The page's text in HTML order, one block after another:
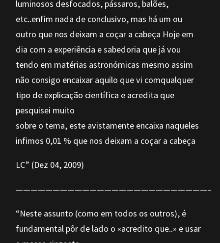
luminosos desfocados, pássaros, balões,
etc..enfim nada de conclusivo, mas há um ou
outro que nos deixam a coçar a cabeça Hoje em
dia com a experiência e sabedoria que já vou
tendo em matérias astronómicas mesmo assim
não consigo encaixar aquilo que vi comqualquer
tipo de explicação científica e acredita que
pesquisei muito
sobre o tema, este avistamente encaixa naqueles
infimos 0,01 % que nos deixam a coçar a cabeça
LC” (Dez 04, 2009)
——————————————————————————–
“Neste assunto (como em todos os outros), é
fundamental pôr de lado o «acredito que..» e usar